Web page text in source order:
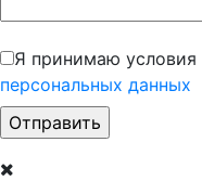
Я принимаю условия
персональных данных